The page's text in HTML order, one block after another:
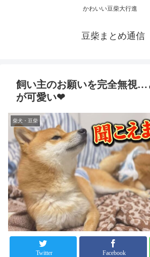
かわいい豆柴大行進
豆柴まとめ通信
飼い主のお願いを完全無視…
が可愛い❤
柴犬・豆柴
Twitter Facebook